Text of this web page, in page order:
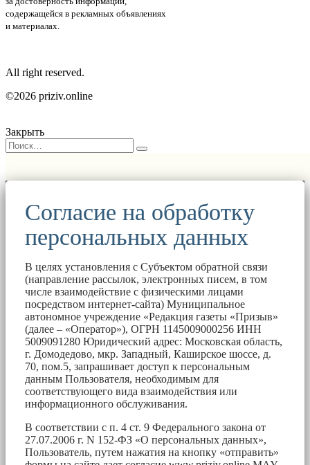
содержащейся в рекламных объявлениях
и материалах.
All right reserved.
©2026 priziv.online
Закрыть
Согласие на обработку
персональных данных
В целях установления с Субъектом обратной связи
(направление рассылок, электронных писем, в том
числе взаимодействие с физическими лицами
посредством интернет-сайта) Муниципальное
автономное учреждение «Редакция газеты «Призыв»
(далее – «Оператор»), ОГРН 1145009000256 ИНН
5009091280 Юридический адрес: Московская область,
г. Домодедово, мкр. Западный, Каширское шоссе, д.
70, пом.5, запрашивает доступ к персональным
данным Пользователя, необходимым для
соответствующего вида взаимодействия или
информационного обслуживания.
В соответствии с п. 4 ст. 9 Федерального закона от
27.07.2006 г. N 152-ФЗ «О персональных данных»,
Пользователь, путем нажатия на кнопку «отправить»